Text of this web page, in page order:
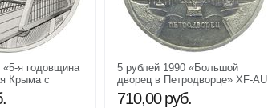
«5-я годовщина
Крыма с
мост»
5 рублей 1990 «Большой
дворец в Петродворце» XF-AU
710,00 руб.